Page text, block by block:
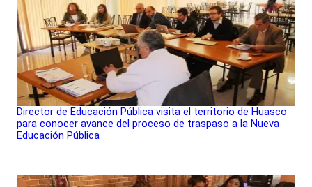
Director de Educación Pública visita el territorio de Huasco
para conocer avance del proceso de traspaso a la Nueva
Educación Pública